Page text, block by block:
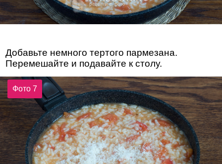
Добавьте немного тертого пармезана.
Перемешайте и подавайте к столу.
Фото 7